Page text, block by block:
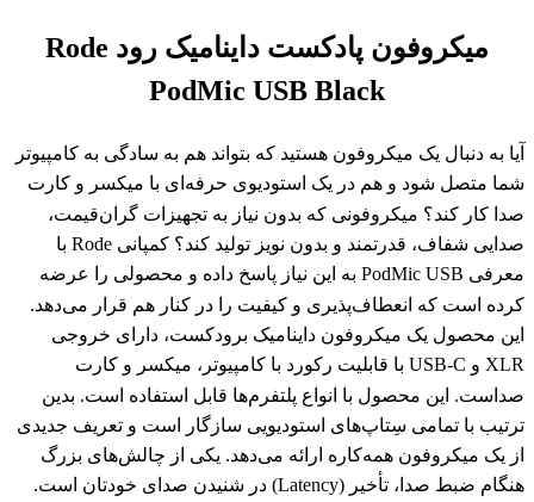
میکروفون پادکست داینامیک رود Rode
PodMic USB Black
آیا به دنبال یک میکروفون هستید که بتواند هم به سادگی به کامپیوتر
شما متصل شود و هم در یک استودیوی حرفه‌ای با میکسر و کارت
صدا کار کند؟ میکروفونی که بدون نیاز به تجهیزات گران‌قیمت،
صدایی شفاف، قدرتمند و بدون نویز تولید کند؟ کمپانی Rode با
معرفی PodMic USB به این نیاز پاسخ داده و محصولی را عرضه
کرده است که انعطاف‌پذیری و کیفیت را در کنار هم قرار می‌دهد.
این محصول یک میکروفون داینامیک برودکست، دارای خروجی
XLR و USB-C با قابلیت رکورد با کامپیوتر، میکسر و کارت
صداست. این محصول با انواع پلتفرم‌ها قابل استفاده است. بدین
ترتیب با تمامی سِتاپ‌های استودیویی سازگار است و تعریف جدیدی
از یک میکروفون همه‌کاره ارائه می‌دهد. یکی از چالش‌های بزرگ
هنگام ضبط صدا، تأخیر (Latency) در شنیدن صدای خودتان است.